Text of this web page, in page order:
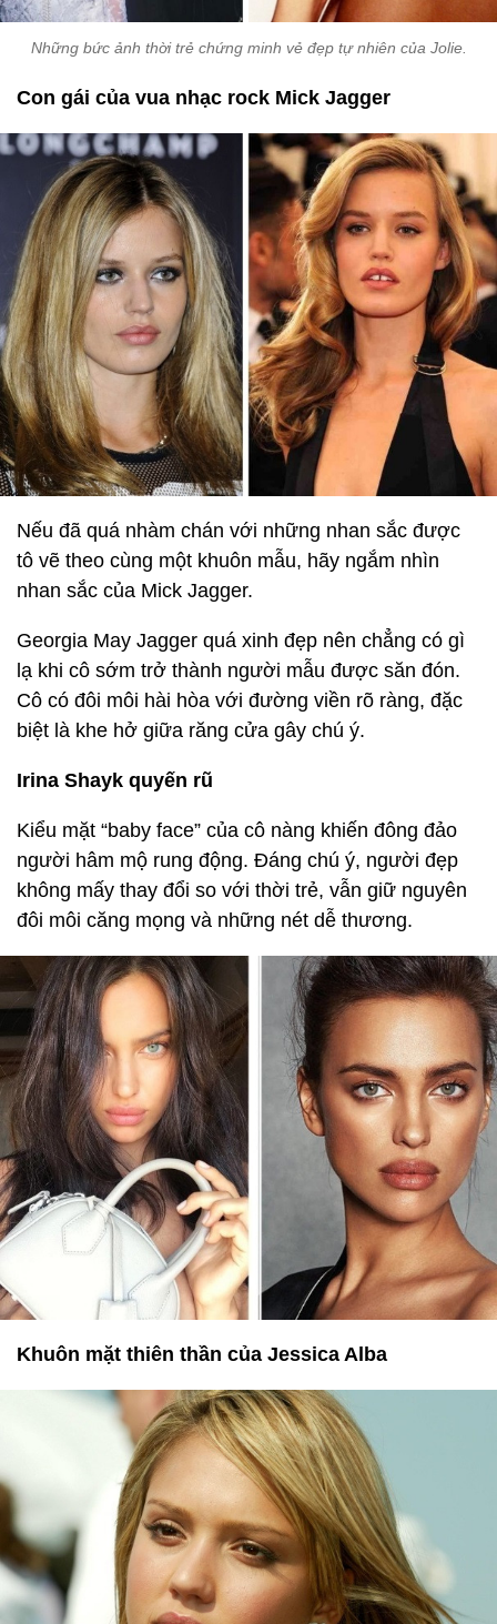
Những bức ảnh thời trẻ chứng minh vẻ đẹp tự nhiên của Jolie.
Con gái của vua nhạc rock Mick Jagger
Nếu đã quá nhàm chán với những nhan sắc được
tô vẽ theo cùng một khuôn mẫu, hãy ngắm nhìn
nhan sắc của Mick Jagger.
Georgia May Jagger quá xinh đẹp nên chẳng có gì
lạ khi cô sớm trở thành người mẫu được săn đón.
Cô có đôi môi hài hòa với đường viền rõ ràng, đặc
biệt là khe hở giữa răng cửa gây chú ý.
Irina Shayk quyến rũ
Kiểu mặt “baby face” của cô nàng khiến đông đảo
người hâm mộ rung động. Đáng chú ý, người đẹp
không mấy thay đổi so với thời trẻ, vẫn giữ nguyên
đôi môi căng mọng và những nét dễ thương.
Khuôn mặt thiên thần của Jessica Alba